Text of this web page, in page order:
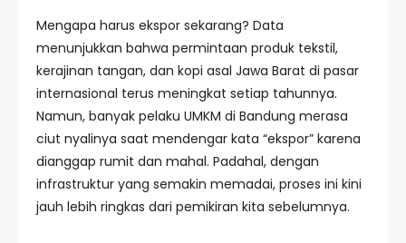
Mengapa harus ekspor sekarang? Data
menunjukkan bahwa permintaan produk tekstil,
kerajinan tangan, dan kopi asal Jawa Barat di pasar
internasional terus meningkat setiap tahunnya.
Namun, banyak pelaku UMKM di Bandung merasa
ciut nyalinya saat mendengar kata “ekspor” karena
dianggap rumit dan mahal. Padahal, dengan
infrastruktur yang semakin memadai, proses ini kini
jauh lebih ringkas dari pemikiran kita sebelumnya.